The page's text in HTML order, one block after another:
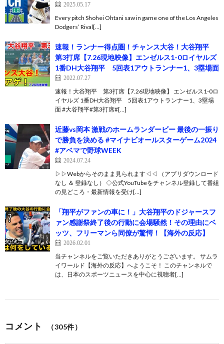
2025.05.17
Every pitch Shohei Ohtani saw in game one of the Los Angeles
Dodgers’ Rival[…]
速報！ランナー得点圏！チャンス大谷！大谷翔平
第3打席【7.26現地映像】エンゼルス1-0ロイヤルズ
1番DH大谷翔平 5回表1アウトランナー1、3塁場面
2022.07.27
速報！大谷翔平 第3打席【7.26現地映像】 エンゼルス1-0ロ
イヤルズ 1番DH大谷翔平 5回表1アウトランナー1、3塁場
面 #大谷翔平#第3打席#[…]
近藤vs岡本 激戦のホームランダービー 最後の一振り
で勝負を決める #マイナビオールスターゲーム2024
#アベマで野球WEEK
2024.07.24
▷▷Webからそのまま見られます◁◁ （アプリダウンロード
なし ＆ 登録なし） ◇公式YouTubeをチャンネル登録して番組
の見どころ・最新情報を受け[…]
「翔平がファンの車に！」大谷翔平のドジャースフ
ァン感謝祭終了後の行動に会場騒然！その理由にベ
ッツ、フリーマンら同僚が驚愕！【海外の反応】
2026.02.01
当チャンネルをご覧いただきありがとうございます。 サムラ
イワールド【海外の反応】へようこそ！ このチャンネルで
は、日本のスポーツニュースを中心に視聴者[…]
コメント （305件）